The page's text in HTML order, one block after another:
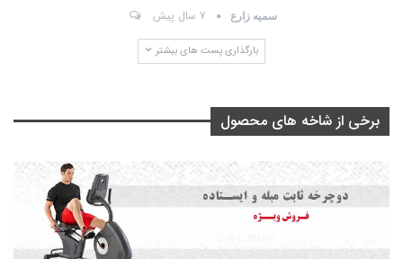
سمیه زارع 7 سال پیش
بارگذاری پست های بیشتر
برخی از شاخه های محصول